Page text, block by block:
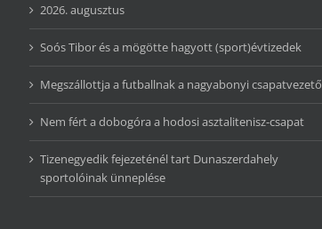
2026. augusztus
Soós Tibor és a mögötte hagyott (sport)évtizedek
Megszállottja a futballnak a nagyabonyi csapatvezető
Nem fért a dobogóra a hodosi asztalitenisz-csapat
Tizenegyedik fejezeténél tart Dunaszerdahely
sportolóinak ünneplése